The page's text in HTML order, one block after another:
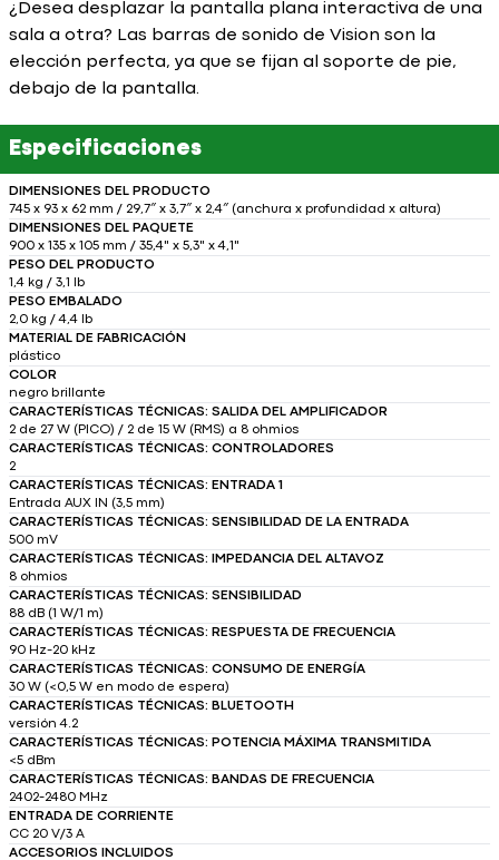
¿Desea desplazar la pantalla plana interactiva de una
sala a otra? Las barras de sonido de Vision son la
elección perfecta, ya que se fijan al soporte de pie,
debajo de la pantalla.
Especificaciones
DIMENSIONES DEL PRODUCTO
745 x 93 x 62 mm / 29,7″ x 3,7″ x 2,4″ (anchura x profundidad x altura)
DIMENSIONES DEL PAQUETE
900 x 135 x 105 mm / 35,4" x 5,3" x 4,1"
PESO DEL PRODUCTO
1,4 kg / 3,1 lb
PESO EMBALADO
2,0 kg / 4,4 lb
MATERIAL DE FABRICACIÓN
plástico
COLOR
negro brillante
CARACTERÍSTICAS TÉCNICAS: SALIDA DEL AMPLIFICADOR
2 de 27 W (PICO) / 2 de 15 W (RMS) a 8 ohmios
CARACTERÍSTICAS TÉCNICAS: CONTROLADORES
2
CARACTERÍSTICAS TÉCNICAS: ENTRADA 1
Entrada AUX IN (3,5 mm)
CARACTERÍSTICAS TÉCNICAS: SENSIBILIDAD DE LA ENTRADA
500 mV
CARACTERÍSTICAS TÉCNICAS: IMPEDANCIA DEL ALTAVOZ
8 ohmios
CARACTERÍSTICAS TÉCNICAS: SENSIBILIDAD
88 dB (1 W/1 m)
CARACTERÍSTICAS TÉCNICAS: RESPUESTA DE FRECUENCIA
90 Hz-20 kHz
CARACTERÍSTICAS TÉCNICAS: CONSUMO DE ENERGÍA
30 W (<0,5 W en modo de espera)
CARACTERÍSTICAS TÉCNICAS: BLUETOOTH
versión 4.2
CARACTERÍSTICAS TÉCNICAS: POTENCIA MÁXIMA TRANSMITIDA
<5 dBm
CARACTERÍSTICAS TÉCNICAS: BANDAS DE FRECUENCIA
2402-2480 MHz
ENTRADA DE CORRIENTE
CC 20 V/3 A
ACCESORIOS INCLUIDOS